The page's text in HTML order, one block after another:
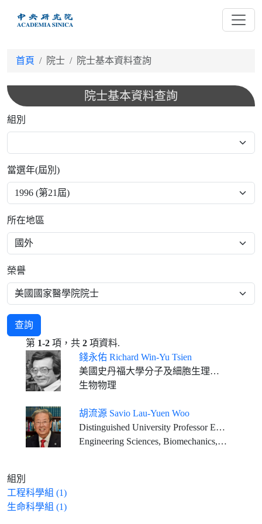
首頁 院士 院士基本資料查詢
院士基本資料查詢
組別
當選年(屆別)
所在地區
榮譽
查詢
第 1-2 項，共 2 項資料.
錢永佑 Richard Win-Yu Tsien
美國史丹福大學分子及細胞生理系George D. Smith講座教授
生物物理
胡流源 Savio Lau-Yuen Woo
Distinguished University Professor Emeritus Founding Director, Musculoskeletal Research Center Department of Bioengineering, Swanson School of Engineering University of Pittsburgh
Engineering Sciences, Biomechanics, Tissue Engineering
組別
工程科學組 (1)
生命科學組 (1)